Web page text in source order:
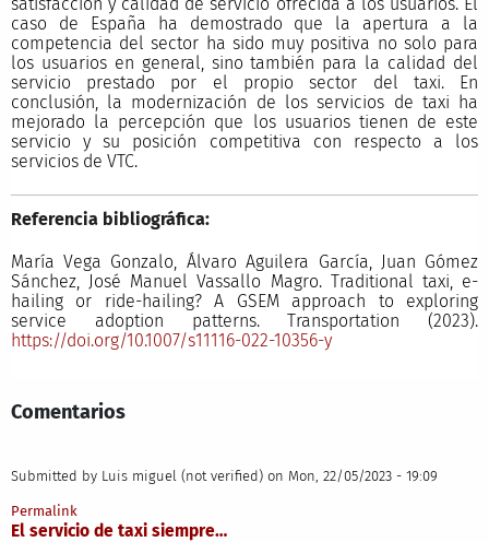
caso de España ha demostrado que la apertura a la
competencia del sector ha sido muy positiva no solo para
los usuarios en general, sino también para la calidad del
servicio prestado por el propio sector del taxi. En
conclusión, la modernización de los servicios de taxi ha
mejorado la percepción que los usuarios tienen de este
servicio y su posición competitiva con respecto a los
servicios de VTC.
Referencia bibliográfica:
María Vega Gonzalo, Álvaro Aguilera García, Juan Gómez
Sánchez, José Manuel Vassallo Magro. Traditional taxi, e-
hailing or ride-hailing? A GSEM approach to exploring
service adoption patterns. Transportation (2023).
https://doi.org/10.1007/s11116-022-10356-y
Comentarios
Submitted by Luis miguel (not verified) on Mon, 22/05/2023 - 19:09
Permalink
El servicio de taxi siempre…